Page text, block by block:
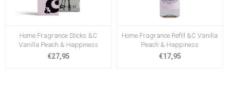
Home Fragrance Sticks &C
Vanilla Peach & Happiness
€27,95
Home Fragrance Refill &C Vanilla
Peach & Happiness
€17,95